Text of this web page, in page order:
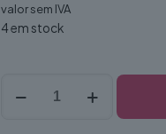
valor sem IVA
4 em stock
de